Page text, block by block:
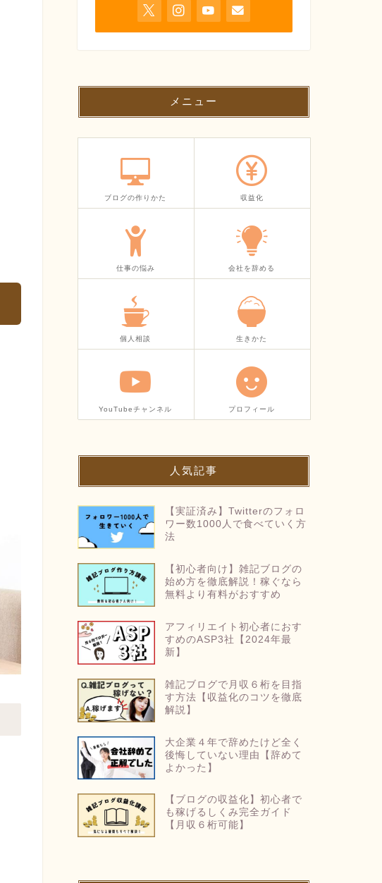
メニュー
ブログの作りかた 収益化
仕事の悩み 会社を辞める
個人相談 生きかた
YouTubeチャンネル プロフィール
人気記事
【実証済み】Twitterのフォロ
ワー数1000人で食べていく方
法
【初心者向け】雑記ブログの
始め方を徹底解説！稼ぐなら
無料より有料がおすすめ
アフィリエイト初心者におす
すめのASP3社【2024年最
新】
雑記ブログで月収６桁を目指
す方法【収益化のコツを徹底
解説】
大企業４年で辞めたけど全く
後悔していない理由【辞めて
よかった】
【ブログの収益化】初心者で
も稼げるしくみ完全ガイド
【月収６桁可能】